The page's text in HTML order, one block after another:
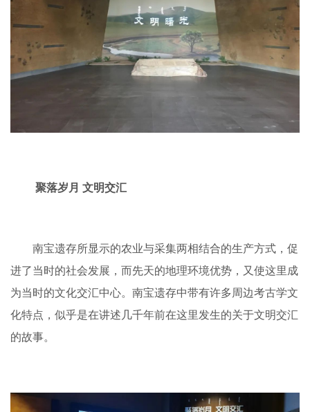
聚落岁月 文明交汇
南宝遗存所显示的农业与采集两相结合的生产方式，促
进了当时的社会发展，而先天的地理环境优势，又使这里成
为当时的文化交汇中心。南宝遗存中带有许多周边考古学文
化特点，似乎是在讲述几千年前在这里发生的关于文明交汇
的故事。